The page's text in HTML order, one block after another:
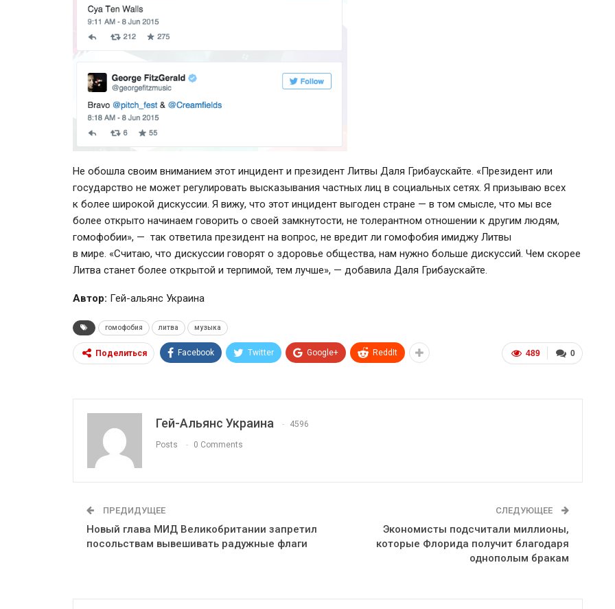
Не обошла своим вниманием этот инцидент и президент Литвы Даля Грибаускайте. «Президент или
государство не может регулировать высказывания частных лиц в социальных сетях. Я призываю всех
к более широкой дискуссии. Я вижу, что этот инцидент выгоден стране — в том смысле, что мы все
более открыто начинаем говорить о своей замкнутости, не толерантном отношении к другим людям,
гомофобии», — так ответила президент на вопрос, не вредит ли гомофобия имиджу Литвы
в мире. «Считаю, что дискуссии говорят о здоровье общества, нам нужно больше дискуссий. Чем скорее
Литва станет более открытой и терпимой, тем лучше», — добавила Даля Грибаускайте.
Автор: Гей-альянс Украина
гомофобия литва музыка
0
489
Поделиться Facebook Twitter Google+ ReddIt
Гей-Альянс Украина 4596
Posts 0 Comments
ПРЕДИДУЩЕЕ
Новый глава МИД Великобритании запретил
посольствам вывешивать радужные флаги
СЛЕДУЮЩЕЕ
Экономисты подсчитали миллионы,
которые Флорида получит благодаря
однополым бракам